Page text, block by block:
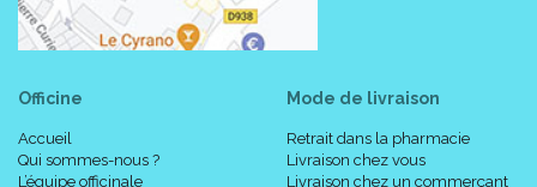
Officine
Accueil
Qui sommes-nous ?
L’équipe officinale
Mode de livraison
Retrait dans la pharmacie
Livraison chez vous
Livraison chez un commerçant